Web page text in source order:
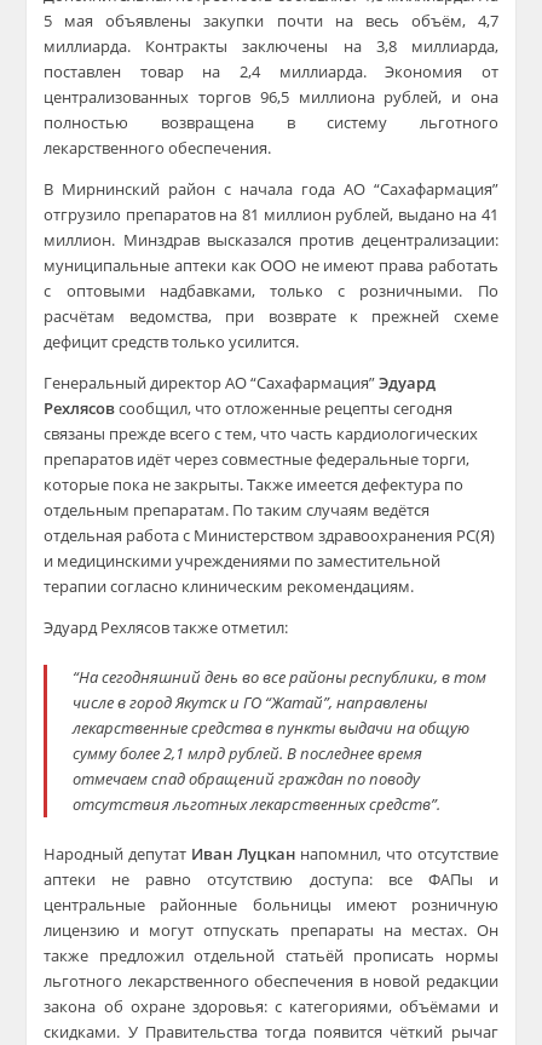
5 мая объявлены закупки почти на весь объём, 4,7
миллиарда. Контракты заключены на 3,8 миллиарда,
поставлен товар на 2,4 миллиарда. Экономия от
централизованных торгов 96,5 миллиона рублей, и она
полностью возвращена в систему льготного
лекарственного обеспечения.
В Мирнинский район с начала года АО “Сахафармация”
отгрузило препаратов на 81 миллион рублей, выдано на 41
миллион. Минздрав высказался против децентрализации:
муниципальные аптеки как ООО не имеют права работать
с оптовыми надбавками, только с розничными. По
расчётам ведомства, при возврате к прежней схеме
дефицит средств только усилится.
Генеральный директор АО “Сахафармация”Эдуард
Рехлясовсообщил, что отложенные рецепты сегодня
связаны прежде всего с тем, что часть кардиологических
препаратов идёт через совместные федеральные торги,
которые пока не закрыты.Также имеется дефектура по
отдельным препаратам. По таким случаям ведётся
отдельная работа с Министерством здравоохранения РС(Я)
и медицинскими учреждениями по заместительной
терапии согласно клиническим рекомендациям.
Эдуард Рехлясов также отметил:
“На сегодняшний день во все районы республики, в том
числе в город Якутск и ГО “Жатай”, направлены
лекарственные средства в пункты выдачи на общую
сумму более 2,1 млрд рублей. В последнее время
отмечаем спад обращений граждан по поводу
отсутствия льготных лекарственных средств”.
Народный депутат Иван Луцкан напомнил, что отсутствие
аптеки не равно отсутствию доступа: все ФАПы и
центральные районные больницы имеют розничную
лицензию и могут отпускать препараты на местах. Он
также предложил отдельной статьёй прописать нормы
льготного лекарственного обеспечения в новой редакции
закона об охране здоровья: с категориями, объёмами и
скидками. У Правительства тогда появится чёткий рычаг